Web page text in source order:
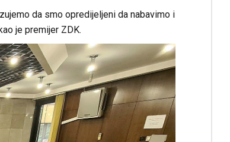
da smo opredijeljeni da nabavimo i
je premijer ZDK.